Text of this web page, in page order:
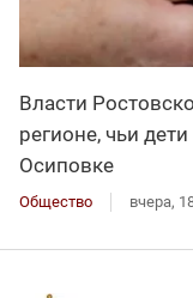
Власти
регионе, чьи
Осиповке
Общество вчера,